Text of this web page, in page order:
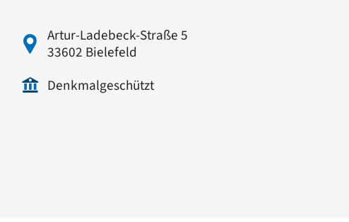
Artur-Ladebeck-Straße 5
33602 Bielefeld
Denkmalgeschützt